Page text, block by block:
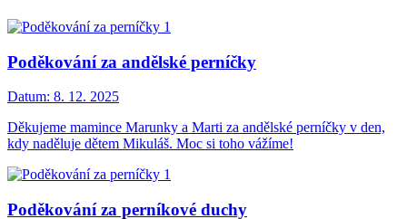
Poděkování za andělské perníčky
Datum: 8. 12. 2025
Děkujeme mamince Marunky a Marti za andělské perníčky v den,
kdy naděluje dětem Mikuláš. Moc si toho vážíme!
Poděkování za perníkové duchy